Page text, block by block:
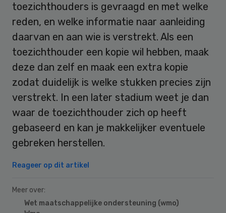
toezichthouders is gevraagd en met welke
reden, en welke informatie naar aanleiding
daarvan en aan wie is verstrekt. Als een
toezichthouder een kopie wil hebben, maak
deze dan zelf en maak een extra kopie
zodat duidelijk is welke stukken precies zijn
verstrekt. In een later stadium weet je dan
waar de toezichthouder zich op heeft
gebaseerd en kan je makkelijker eventuele
gebreken herstellen.
Reageer op dit artikel
Meer over:
Wet maatschappelijke ondersteuning (wmo)